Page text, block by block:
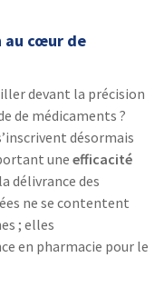
cœur de
devant la précision
de médicaments ?
désormais
une efficacité
délivrance des
ne se contentent
; elles
en pharmacie pour le